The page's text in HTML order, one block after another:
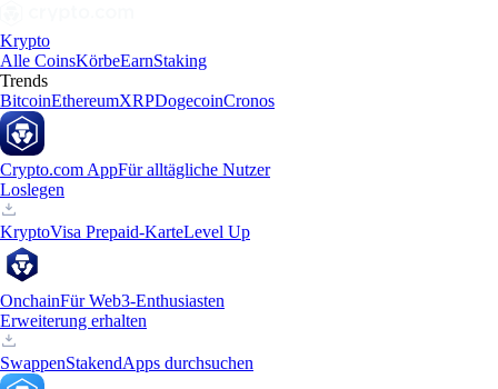
Krypto
Alle CoinsKörbeEarnStaking
Trends
BitcoinEthereumXRPDogecoinCronos
Crypto.com AppFür alltägliche Nutzer
Loslegen
KryptoVisa Prepaid-KarteLevel Up
OnchainFür Web3-Enthusiasten
Erweiterung erhalten
SwappenStakendApps durchsuchen